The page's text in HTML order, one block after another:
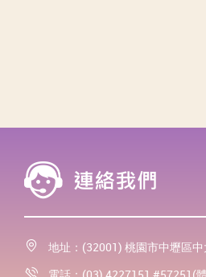
地址：(32001) 桃園市中壢區